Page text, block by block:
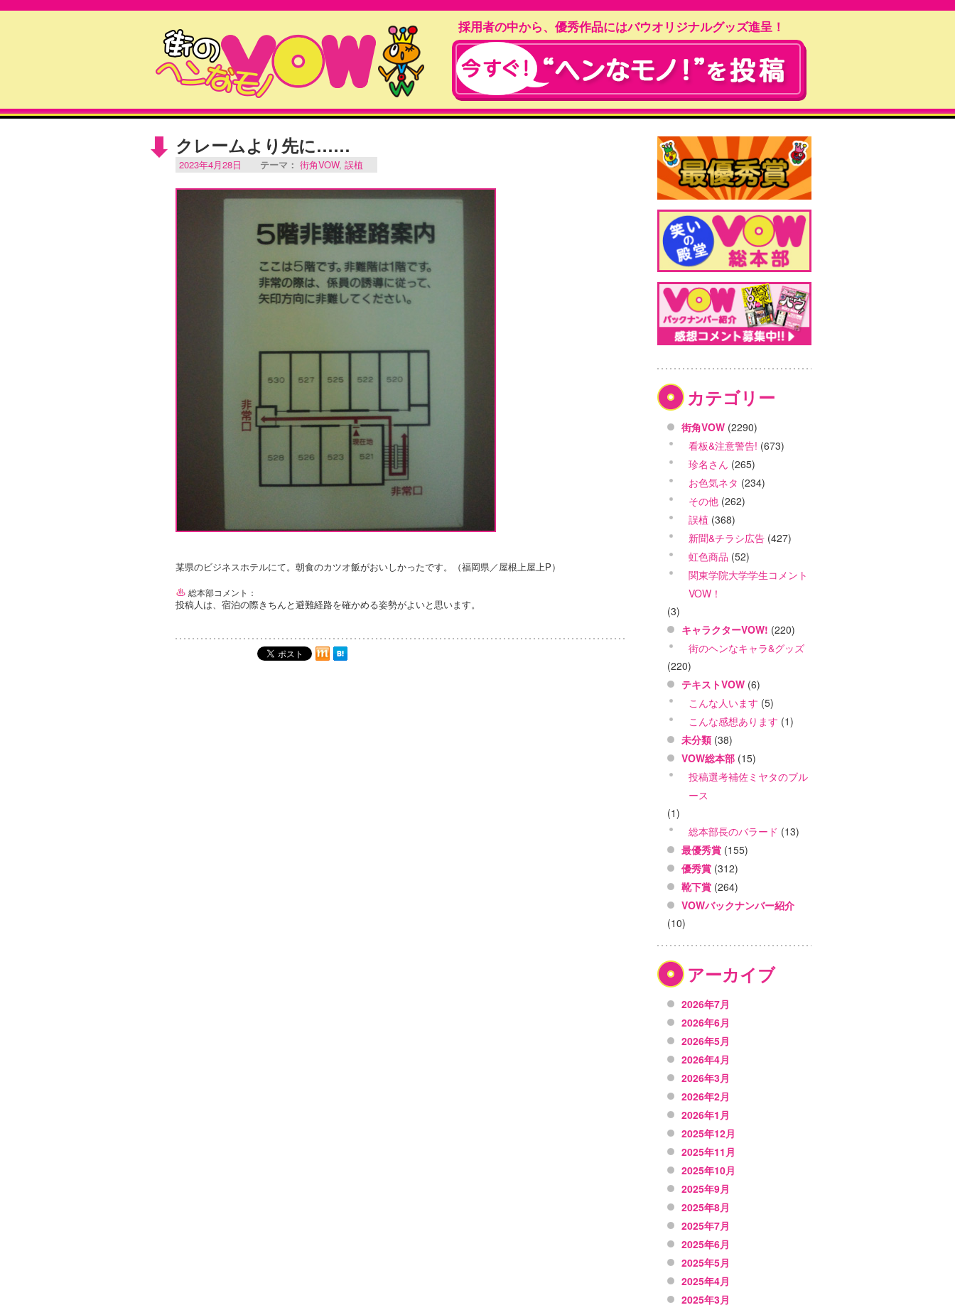
採用者の中から、優秀作品にはバウオリジナルグッズ進呈！
クレームより先に……
2023年4月28日 テーマ： 街角VOW, 誤植
某県のビジネスホテルにて。朝食のカツオ飯がおいしかったです。（福岡県／屋根上屋上P）
総本部コメント：
投稿人は、宿泊の際きちんと避難経路を確かめる姿勢がよいと思います。
カテゴリー
街角VOW (2290)
看板&注意警告! (673)
珍名さん (265)
お色気ネタ (234)
その他 (262)
誤植 (368)
新聞&チラシ広告 (427)
虹色商品 (52)
関東学院大学学生コメント
VOW！
(3)
キャラクターVOW! (220)
街のヘンなキャラ&グッズ
(220)
テキストVOW (6)
こんな人います (5)
こんな感想あります (1)
未分類 (38)
VOW総本部 (15)
投稿選考補佐ミヤタのブル
ース
(1)
総本部長のバラード (13)
最優秀賞 (155)
優秀賞 (312)
靴下賞 (264)
VOWバックナンバー紹介
(10)
アーカイブ
2026年7月
2026年6月
2026年5月
2026年4月
2026年3月
2026年2月
2026年1月
2025年12月
2025年11月
2025年10月
2025年9月
2025年8月
2025年7月
2025年6月
2025年5月
2025年4月
2025年3月